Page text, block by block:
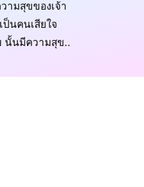
ามสุขของเจ้า
ป็นคนเสียใจ
นั้นมีความสุข..